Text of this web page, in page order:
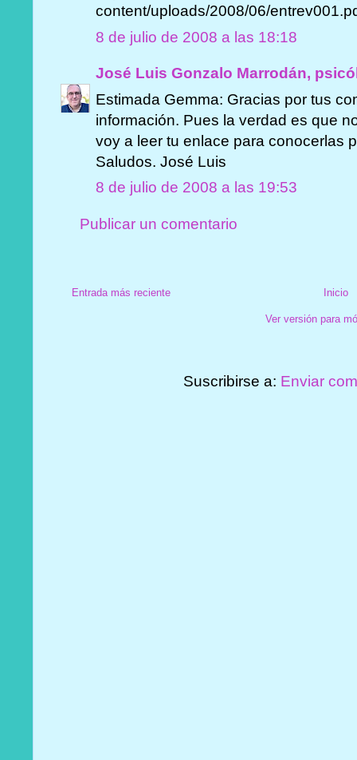
content/uploads/2008/06/
8 de julio de 2008 a las 18:18
José Luis Gonzalo Marrodán,
Estimada Gemma: Gracias por tus
información. Pues la verdad es que
voy a leer tu enlace para conocerlas
Saludos. José Luis
8 de julio de 2008 a las 19:53
Publicar un comentario
Entrada más reciente Inicio
Ver versión para
Suscribirse a: Enviar